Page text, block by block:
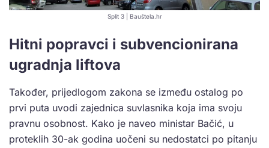
Split 3 | Bauštela.hr
Hitni popravci i subvencionirana
ugradnja liftova
Također, prijedlogom zakona se između ostalog po
prvi puta uvodi zajednica suvlasnika koja ima svoju
pravnu osobnost. Kako je naveo ministar Bačić, u
proteklih 30-ak godina uočeni su nedostatci po pitanju